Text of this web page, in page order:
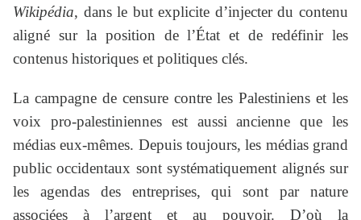
Wikipédia, dans le but explicite d’injecter du contenu
aligné sur la position de l’État et de redéfinir les
contenus historiques et politiques clés.
La campagne de censure contre les Palestiniens et les
voix pro-palestiniennes est aussi ancienne que les
médias eux-mêmes. Depuis toujours, les médias grand
public occidentaux sont systématiquement alignés sur
les agendas des entreprises, qui sont par nature
associées à l’argent et au pouvoir. D’où la